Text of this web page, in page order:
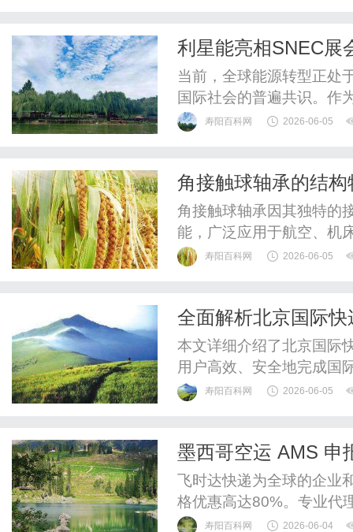
淀，自2022年品牌落地深
利星能亮相SNEC展
当前，全球能源转型正处
国际社会的普遍共识。作
SNEC国际太阳能光伏与
能源变革路径，推动产业
寿阳百科网 2026-06-05
角接触球轴承的结
角接触球轴承因其独特的
能，广泛应用于航空、机
件。寿阳百科网 2026-06-05
全面解析北京国际
本文详细介绍了北京国际
用户高效、安全地完成国
寿阳百科网 2026-06-05
墨西哥空运 AMS 申
单时效与所需资料-
飞时达快递为全球的企业
格优惠高达80%。专业代
递、UPS国际快递、
寿阳百科网 2026-06-04